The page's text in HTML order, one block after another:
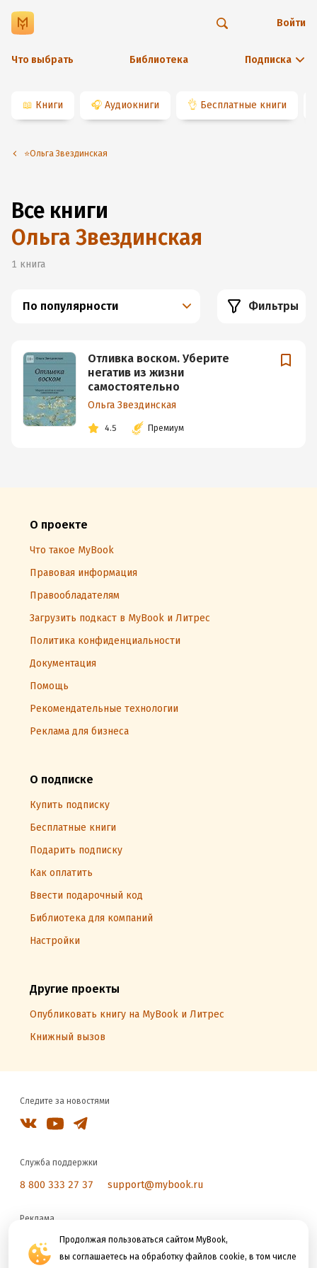
Что выбрать Библиотека Подписка
Войти
📖 Книги 🎧 Аудиокниги 👌 Бесплатные книги
Продолжая пользоваться сайтом MyBook,
вы соглашаетесь на обработку файлов cookie, в том числе
⭐️Ольга Звездинская
Все книги
Ольга Звездинская
1 книга
По популярности Фильтры
Отливка воском. Уберите
негатив из жизни
самостоятельно
Ольга Звездинская
4.5 Премиум
О проекте
Что такое MyBook
Правовая информация
Правообладателям
Загрузить подкаст в MyBook и Литрес
Политика конфиденциальности
Документация
Помощь
Рекомендательные технологии
Реклама для бизнеса
О подписке
Купить подписку
Бесплатные книги
Подарить подписку
Как оплатить
Ввести подарочный код
Библиотека для компаний
Настройки
Другие проекты
Опубликовать книгу на MyBook и Литрес
Книжный вызов
Следите за новостями
Служба поддержки
8 800 333 27 37 support@mybook.ru
Реклама
reklama@litres.ru